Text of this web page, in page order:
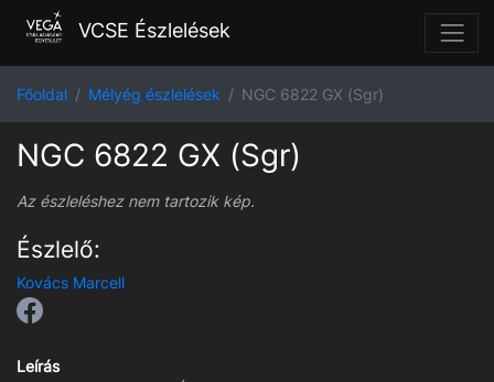
VCSE Észlelések
Főoldal Mélyég észlelések NGC 6822 GX (Sgr)
NGC 6822 GX (Sgr)
Az észleléshez nem tartozik kép.
Észlelő:
Kovács Marcell
Leírás